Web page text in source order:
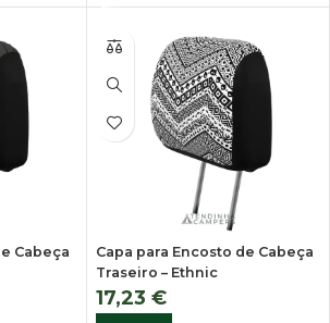
Cabeça
Capa para Encosto de Cabeça
Traseiro – Ethnic
17,23 €